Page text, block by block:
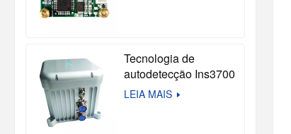
Tecnologia de
autodetecção Ins3700
sem satélite para
LEIA MAIS